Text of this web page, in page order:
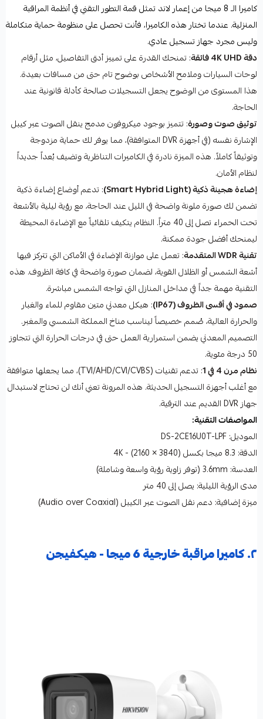
كاميرا الـ 8 ميجا من إعمار لاند تمثل قمة التطور التقني في أنظمة المراقبة
المنزلية. عندما تختار هذه الكاميرا، فأنت تحصل على منظومة حماية متكاملة
وليس مجرد جهاز تسجيل عادي.
دقة 4K UHD فائقة
: تمنحك القدرة على تمييز أدق التفاصيل، مثل أرقام
لوحات السيارات وملامح الأشخاص بوضوح تام حتى من مسافات بعيدة.
هذا المستوى من الوضوح يجعل التسجيلات صالحة كأدلة قانونية عند
الحاجة.
توثيق صوت وصورة: تتميز بوجود ميكروفون مدمج ينقل الصوت عبر كيبل
الإشارة نفسه (في أجهزة DVR المتوافقة)، مما يوفر لك حماية مزدوجة
وتوثيقاً كاملاً. هذه الميزة نادرة في الكاميرات التناظرية وتضيف بُعداً جديداً
لنظام الأمان.
إضاءة هجينة ذكية (Smart Hybrid Light)
: تدعم أوضاع إضاءة ذكية
تضمن لك صورة ملونة واضحة في الليل عند الحاجة، مع رؤية ليلية بالأشعة
تحت الحمراء تصل إلى 40 متراً. النظام يتكيف تلقائياً مع الإضاءة المحيطة
ليمنحك أفضل جودة ممكنة.
تقنية WDR المتقدمة
: تعمل على موازنة الإضاءة في الأماكن التي تتركز فيها
أشعة الشمس أو الظلال القوية، لضمان صورة واضحة في كافة الظروف. هذه
التقنية مهمة جداً في مداخل المنازل التي تواجه الشمس مباشرة.
صمود في أقسى الظروف (IP67)
: هيكل معدني متين مقاوم للماء والغبار
والحرارة العالية، صُمم خصيصاً ليناسب مناخ المملكة الشمسي والمغبر.
التصميم المعدني يضمن استمرارية العمل حتى في درجات الحرارة التي تتجاوز
50 درجة مئوية.
نظام مرن 4 في 1
: تدعم تقنيات (TVI/AHD/CVI/CVBS)، مما يجعلها متوافقة
مع أغلب أجهزة التسجيل الحديثة. هذه المرونة تعني أنك لن تحتاج لاستبدال
جهاز DVR القديم عند الترقية.
المواصفات التقنية:
الموديل: DS-2CE16U0T-LPF
الدقة: 8.3 ميجا بكسل (3840 × 2160) - 4K
العدسة: 3.6mm (توفر زاوية رؤية واسعة وشاملة)
مدى الرؤية الليلية: يصل إلى 40 متر
ميزة إضافية: دعم نقل الصوت عبر الكيبل (Audio over Coaxial)
٢. كاميرا مراقبة خارجية 6 ميجا - هيكفيجن